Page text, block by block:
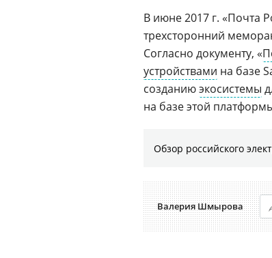
В июне 2017 г. «Почта
трехсторонний
Согласно документу, «
устройствами на базе
созданиюэкосистемы
на базе этой
Обзор российского
Валерия Шмырова